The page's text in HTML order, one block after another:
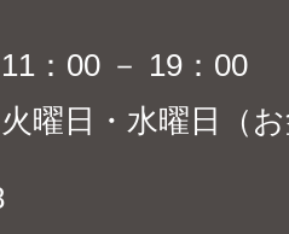
：00 － 19：00
日・水曜日（お